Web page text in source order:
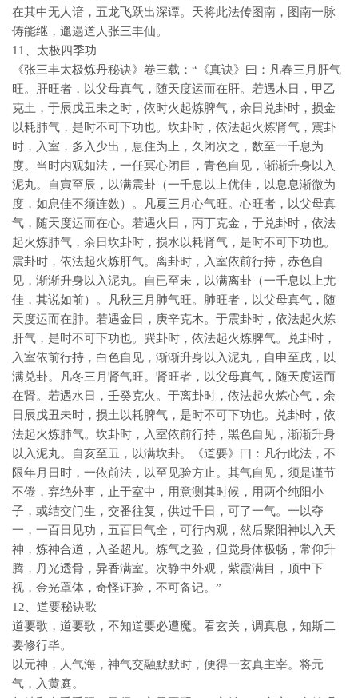
在其中无人谙，五龙飞跃出深谭。天将此法传图南，图南一脉
俦能继，邋遢道人张三丰仙。
11、太极四季功
《张三丰太极炼丹秘诀》卷三载：“《真诀》曰：凡春三月肝气
旺。肝旺者，以父母真气，随天度运而在肝。若遇木日，甲乙
克土，于辰戊丑未之时，依时火起炼脾气，余日兑卦时，损金
以耗肺气，是时不可下功也。坎卦时，依法起火炼肾气，震卦
时，入室，多入少出，息住为上，久闭次之，数至一千息为
度。当时内观如法，一任冥心闭目，青色自见，渐渐升身以入
泥丸。自寅至辰，以满震卦（一千息以上优佳，以息息渐微为
度，如息佳不须连数）。凡夏三月心气旺。心旺者，以父母真
气，随天度运而在心。若遇火日，丙丁克金，于兑卦时，依法
起火炼肺气，余日坎卦时，损水以耗肾气，是时不可下功也。
震卦时，依法起火炼肝气。离卦时，入室依前行持，赤色自
见，渐渐升身以入泥丸。自已至未，以满离卦（一千息以上尤
佳，其说如前）。凡秋三月肺气旺。肺旺者，以父母真气，随
天度运而在肺。若遇金日，庚辛克木。于震卦时，依法起火炼
肝气，是时不可下功也。巽卦时，依法起火炼脾气。兑卦时，
入室依前行持，白色自见，渐渐升身以入泥丸，自申至戌，以
满兑卦。凡冬三月肾气旺。肾旺者，以父母真气，随天度运而
在肾。若遇水日，壬癸克火。于离卦时，依法起火炼心气，余
日辰戊丑未时，损土以耗脾气，是时不可下功也。兑卦时，依
法起火炼肺气。坎卦时，入室依前行持，黑色自见，渐渐升身
以入泥丸。自亥至丑，以满坎卦。《道要》曰：凡行此法，不
限年月日时，一依前法，以至见验方止。其气自见，须是谨节
不倦，弃绝外事，止于室中，用意测其时候，用两个纯阳小
子，或结交门生，交番往复，供过千日，可了一气。一以夺
一，一百日见功，五百日气全，可行内观，然后聚阳神以入天
神，炼神合道，入圣超凡。炼气之验，但觉身体极畅，常仰升
腾，丹光透骨，异香满室。次静中外观，紫霞满目，顶中下
视，金光罩体，奇怪证验，不可备记。”
12、道要秘诀歌
道要歌，道要歌，不知道要必遭魔。看玄关，调真息，知斯二
要修行毕。
以元神，人气海，神气交融默默时，便得一玄真主宰。将元
气，入黄庭。